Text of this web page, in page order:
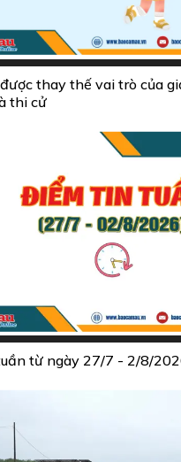
thay thế vai trò của
thi cử
từ ngày 27/7 - 2/8/